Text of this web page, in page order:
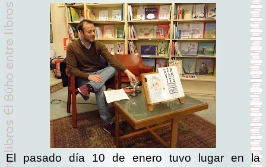
El pasado día 10 de enero tuvo lugar en la